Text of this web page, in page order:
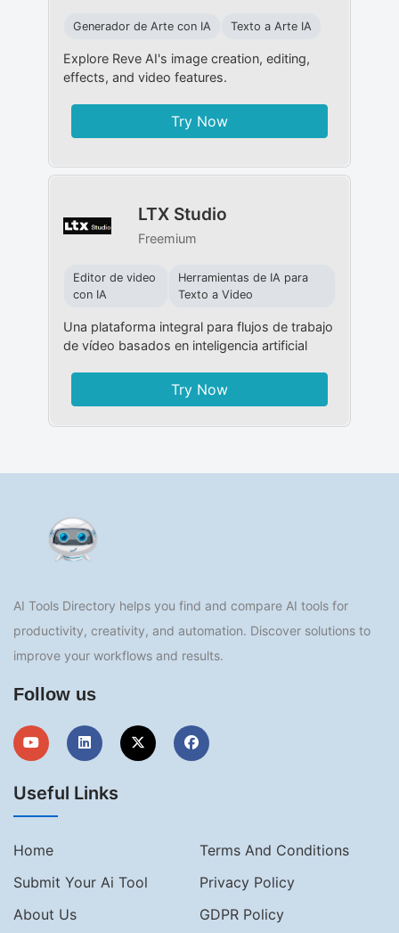
Generador de Arte con IA Texto a Arte IA
Explore Reve AI's image creation, editing,
effects, and video features.
Try Now
LTX Studio
Freemium
Editor de video
con IA
Herramientas de IA para
Texto a Video
Una plataforma integral para flujos de trabajo
de vídeo basados ​​en inteligencia artificial
Try Now
AI Tools Directory helps you find and compare AI tools for
productivity, creativity, and automation. Discover solutions to
improve your workflows and results.
Follow us
Useful Links
Home
Terms And Conditions
Submit Your Ai Tool
Privacy Policy
About Us
GDPR Policy